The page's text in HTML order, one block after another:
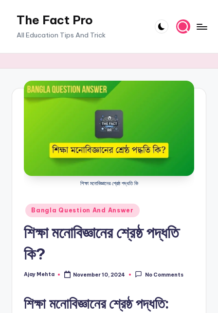
The Fact Pro
All Education Tips And Trick
শিক্ষা মনোবিজ্ঞানের শ্রেষ্ঠ পদ্ধতি কি
Posted
in
Bangla Question And Answer
শিক্ষা মনোবিজ্ঞানের শ্রেষ্ঠ পদ্ধতি
কি?
Posted
Ajay Mehta November 10, 2024 No Comments
শিক্ষা মনোবিজ্ঞানের শ্রেষ্ঠ পদ্ধতি: